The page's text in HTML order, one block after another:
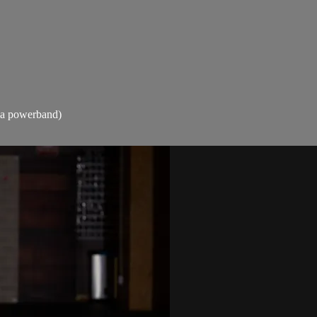
powerband)